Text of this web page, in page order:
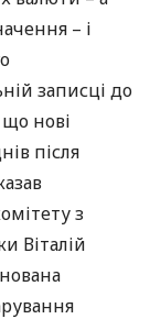
– і
записці до
нові
після
з
Віталій